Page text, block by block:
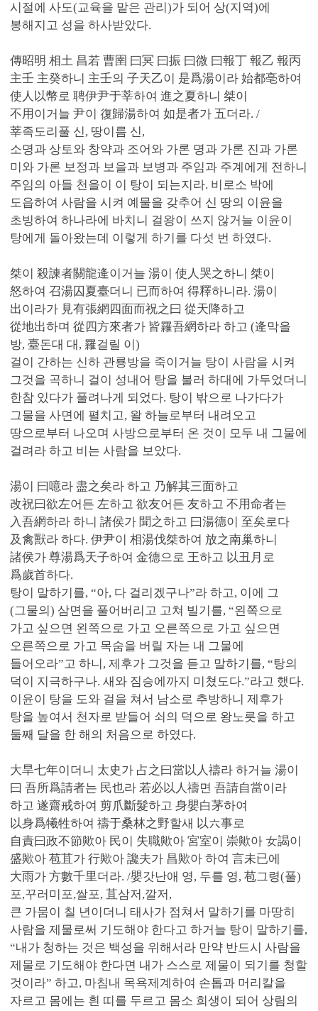
시절에 사도(교육을 맡은 관리)가 되어 상(지역)에
봉해지고 성을 하사받았다.
傳昭明 相土 昌若 曹圉 曰冥 曰振 曰微 曰報丁 報乙 報丙
主壬 主癸하니 主壬의 子天乙이 是爲湯이라 始都亳하여
使人以幣로 聘伊尹于莘하여 進之夏하니 桀이
不用이거늘 尹이 復歸湯하여 如是者가 五더라. /
莘족도리풀 신, 땅이름 신,
소명과 상토와 창약과 조어와 가론 명과 가론 진과 가론
미와 가론 보정과 보을과 보병과 주임과 주계에게 전하니
주임의 아들 천을이 이 탕이 되는지라. 비로소 박에
도읍하여 사람을 시켜 예물을 갖추어 신 땅의 이윤을
초빙하여 하나라에 바치니 걸왕이 쓰지 않거늘 이윤이
탕에게 돌아왔는데 이렇게 하기를 다섯 번 하였다.
桀이 殺諫者關龍逄이거늘 湯이 使人哭之하니 桀이
怒하여 召湯囚夏臺더니 已而하여 得釋하니라. 湯이
出이라가 見有張網四面而祝之曰 從天降하고
從地出하며 從四方來者가 皆罹吾網하라 하고 (逄막을
방, 臺돈대 대, 罹걸릴 이)
걸이 간하는 신하 관룡방을 죽이거늘 탕이 사람을 시켜
그것을 곡하니 걸이 성내어 탕을 불러 하대에 가두었더니
한참 있다가 풀려나게 되었다. 탕이 밖으로 나가다가
그물을 사면에 펼치고, 왈 하늘로부터 내려오고
땅으로부터 나오며 사방으로부터 온 것이 모두 내 그물에
걸려라 하고 비는 사람을 보았다.
湯이 曰噫라 盡之矣라 하고 乃解其三面하고
改祝曰欲左어든 左하고 欲友어든 友하고 不用命者는
入吾網하라 하니 諸侯가 聞之하고 曰湯德이 至矣로다
及禽獸라 하다. 伊尹이 相湯伐桀하여 放之南巢하니
諸侯가 尊湯爲天子하여 金德으로 王하고 以丑月로
爲歲首하다.
탕이 말하기를, “아, 다 걸리겠구나”라 하고, 이에 그
(그물의) 삼면을 풀어버리고 고쳐 빌기를, “왼쪽으로
가고 싶으면 왼쪽으로 가고 오른쪽으로 가고 싶으면
오른쪽으로 가고 목숨을 버릴 자는 내 그물에
들어오라”고 하니, 제후가 그것을 듣고 말하기를, “탕의
덕이 지극하구나. 새와 짐승에까지 미쳤도다.”라고 했다.
이윤이 탕을 도와 걸을 쳐서 남소로 추방하니 제후가
탕을 높여서 천자로 받들어 쇠의 덕으로 왕노릇을 하고
둘째 달을 한 해의 처음으로 하였다.
大旱七年이더니 太史가 占之曰當以人禱라 하거늘 湯이
曰 吾所爲請者는 民也라 若必以人禱면 吾請自當이라
하고 遂齋戒하여 剪爪斷髮하고 身嬰白茅하여
以身爲犧牲하여 禱于桑林之野할새 以六事로
自責曰政不節歟아 民이 失職歟아 宮室이 崇歟아 女謁이
盛歟아 苞苴가 行歟아 讒夫가 昌歟아 하여 言未已에
大雨가 方數千里더라. /嬰갓난애 영, 두를 영, 苞그령(풀)
포,꾸러미포,쌀포, 苴삼저,깔저,
큰 가뭄이 칠 년이더니 태사가 점쳐서 말하기를 마땅히
사람을 제물로써 기도해야 한다고 하거늘 탕이 말하기를,
“내가 청하는 것은 백성을 위해서라 만약 반드시 사람을
제물로 기도해야 한다면 내가 스스로 제물이 되기를 청할
것이라” 하고, 마침내 목욕제계하여 손톱과 머리칼을
자르고 몸에는 흰 띠를 두르고 몸소 희생이 되어 상림의